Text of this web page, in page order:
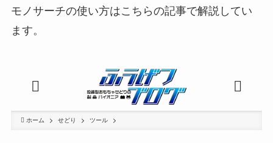
モノサーチの使い方はこちらの記事で解説してい
ます。